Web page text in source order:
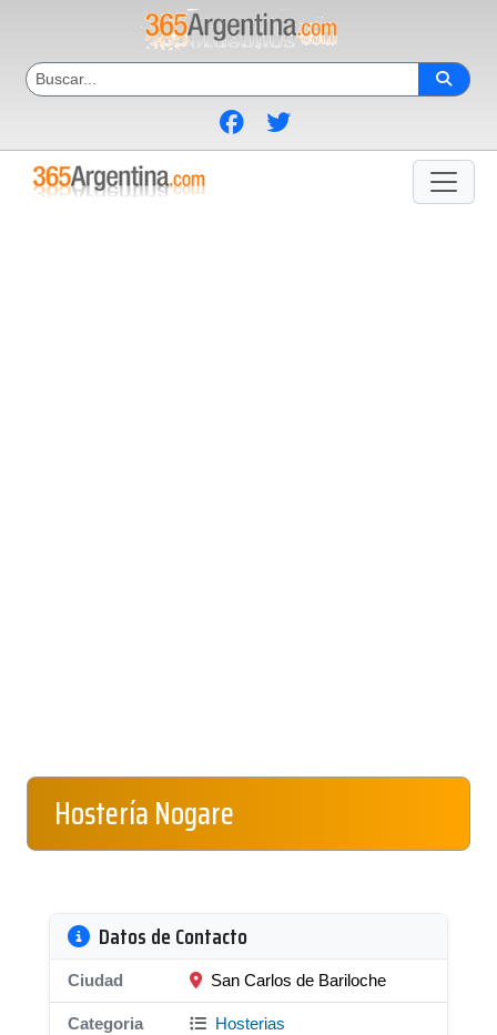
Hostería Nogare
Datos de Contacto
Ciudad San Carlos de Bariloche
Categoria Hosterias